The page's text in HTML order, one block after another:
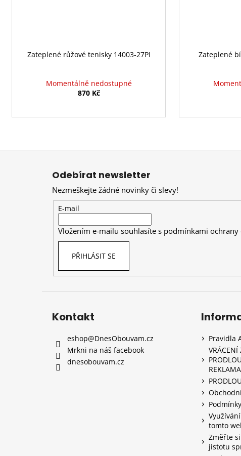
Zateplené růžové tenisky 14003-27PI
Momentálně nedostupné
870 Kč
Zateplené
Z
Odebírat newsletter
Nezmeškejte žádné novinky či slevy!
E-mail
Vložením e-mailu souhlasíte s podmínkami ochrany
PŘIHLÁSIT SE
Kontakt
eshop@DnesObouvam.cz
Mrkni na náš facebook
dnesobouvam.cz
Pravidla
tomto
Změřte
jistotu